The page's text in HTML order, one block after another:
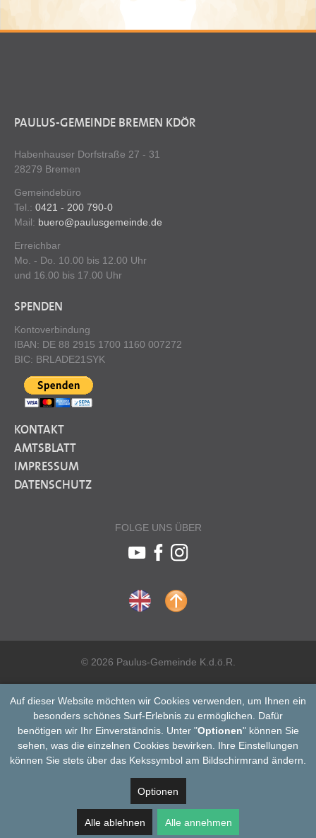
PAULUS-GEMEINDE BREMEN KDÖR
Habenhauser Dorfstraße 27 - 31
28279 Bremen
Gemeindebüro
Tel.: 0421 - 200 790-0
Mail: buero@paulusgemeinde.de
Erreichbar
Mo. - Do. 10.00 bis 12.00 Uhr
und 16.00 bis 17.00 Uhr
SPENDEN
Kontoverbindung
IBAN: DE 88 2915 1700 1160 007272
BIC: BRLADE21SYK
KONTAKT
AMTSBLATT
IMPRESSUM
DATENSCHUTZ
FOLGE UNS ÜBER
© 2026 Paulus-Gemeinde K.d.ö.R.
Auf dieser Website möchten wir Cookies verwenden, um Ihnen ein
besonders schönes Surf-Erlebnis zu ermöglichen. Dafür
benötigen wir Ihr Einverständnis. Unter "Optionen" können Sie
sehen, was die einzelnen Cookies bewirken. Ihre Einstellungen
können Sie stets über das Kekssymbol am Bildschirmrand ändern.
Optionen
Alle ablehnen Alle annehmen